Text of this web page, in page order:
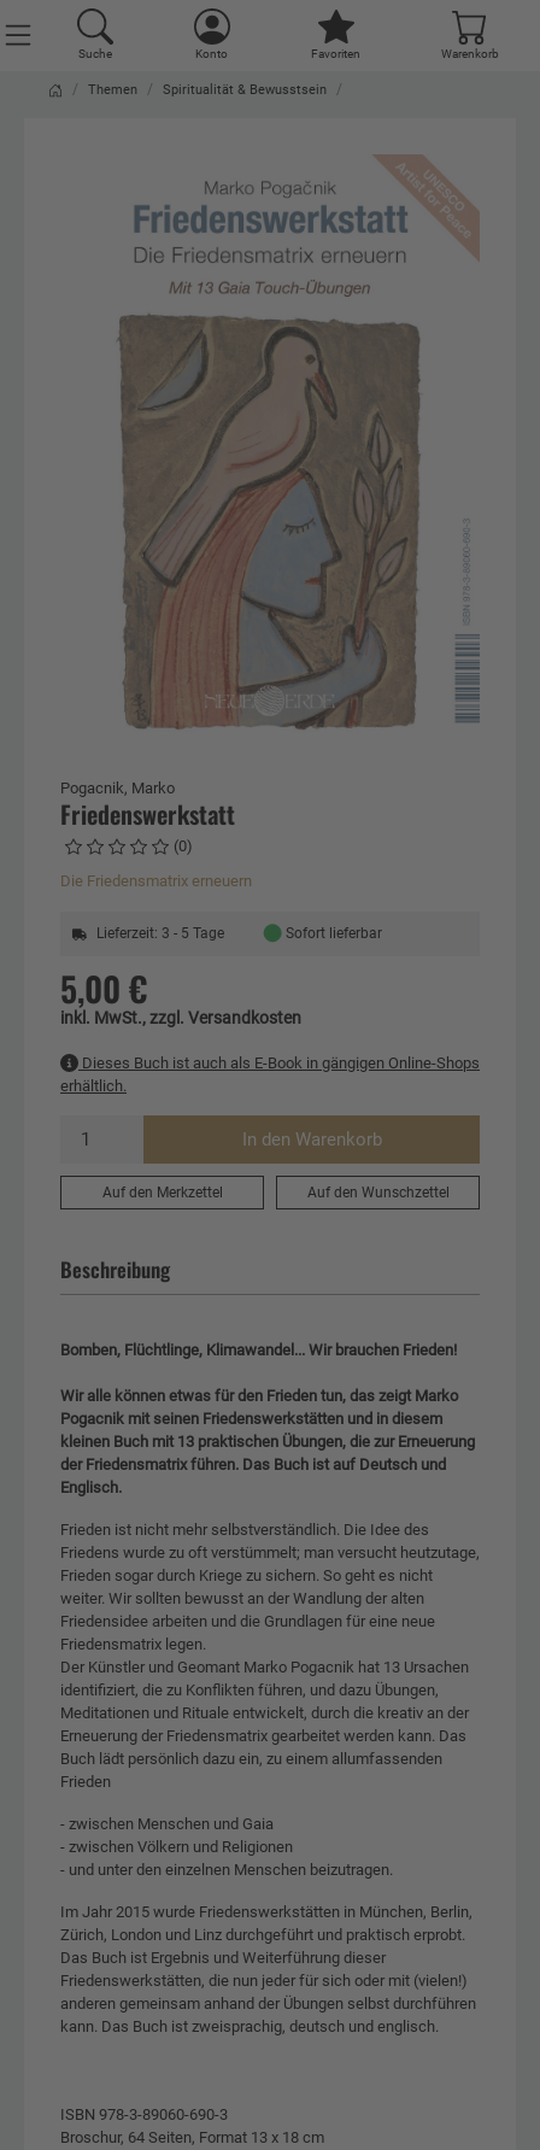
Suche Konto Favoriten Warenkorb
Themen Spiritualität & Bewusstsein
Pogacnik, Marko
Friedenswerkstatt
(0)
Die Friedensmatrix erneuern
Lieferzeit: 3 - 5 Tage ● Sofort lieferbar
5,00 €
inkl. MwSt., zzgl. Versandkosten
Dieses Buch ist auch als E-Book in gängigen Online-Shops
erhältlich.
In den Warenkorb
Auf den Merkzettel Auf den Wunschzettel
Beschreibung
Bomben, Flüchtlinge, Klimawandel... Wir brauchen Frieden!
Wir alle können etwas für den Frieden tun, das zeigt Marko
Pogacnik mit seinen Friedenswerkstätten und in diesem
kleinen Buch mit 13 praktischen Übungen, die zur Erneuerung
der Friedensmatrix führen. Das Buch ist auf Deutsch und
Englisch.
Frieden ist nicht mehr selbstverständlich. Die Idee des
Friedens wurde zu oft verstümmelt; man versucht heutzutage,
Frieden sogar durch Kriege zu sichern. So geht es nicht
weiter. Wir sollten bewusst an der Wandlung der alten
Friedensidee arbeiten und die Grundlagen für eine neue
Friedensmatrix legen.
Der Künstler und Geomant Marko Pogacnik hat 13 Ursachen
identifiziert, die zu Konflikten führen, und dazu Übungen,
Meditationen und Rituale entwickelt, durch die kreativ an der
Erneuerung der Friedensmatrix gearbeitet werden kann. Das
Buch lädt persönlich dazu ein, zu einem allumfassenden
Frieden
- zwischen Menschen und Gaia
- zwischen Völkern und Religionen
- und unter den einzelnen Menschen beizutragen.
Im Jahr 2015 wurde Friedenswerkstätten in München, Berlin,
Zürich, London und Linz durchgeführt und praktisch erprobt.
Das Buch ist Ergebnis und Weiterführung dieser
Friedenswerkstätten, die nun jeder für sich oder mit (vielen!)
anderen gemeinsam anhand der Übungen selbst durchführen
kann. Das Buch ist zweisprachig, deutsch und englisch.
ISBN 978-3-89060-690-3
Broschur, 64 Seiten, Format 13 x 18 cm